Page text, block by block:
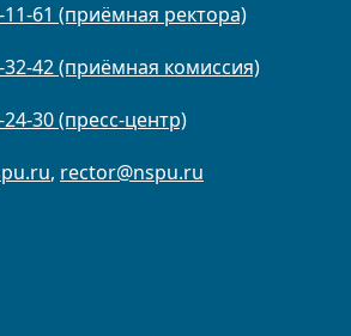
11-61 (приёмная ректора)
32-42 (приёмная комиссия)
30 (пресс-центр)
, rector@nspu.ru